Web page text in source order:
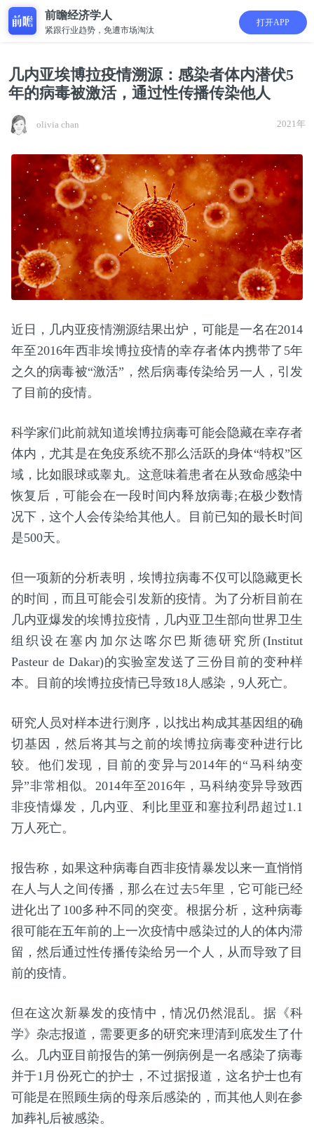
前瞻经济学人
紧跟行业趋势，免遭市场淘汰
打开APP
几内亚埃博拉疫情溯源：感染者体内潜伏5
年的病毒被激活，通过性传播传染他人
olivia chan 2021年
近日，几内亚疫情溯源结果出炉，可能是一名在2014
年至2016年西非埃博拉疫情的幸存者体内携带了5年
之久的病毒被“激活”，然后病毒传染给另一人，引发
了目前的疫情。
科学家们此前就知道埃博拉病毒可能会隐藏在幸存者
体内，尤其是在免疫系统不那么活跃的身体“特权”区
域，比如眼球或睾丸。这意味着患者在从致命感染中
恢复后，可能会在一段时间内释放病毒;在极少数情
况下，这个人会传染给其他人。目前已知的最长时间
是500天。
但一项新的分析表明，埃博拉病毒不仅可以隐藏更长
的时间，而且可能会引发新的疫情。为了分析目前在
几内亚爆发的埃博拉疫情，几内亚卫生部向世界卫生
组织设在塞内加尔达喀尔巴斯德研究所(Institut
Pasteur de Dakar)的实验室发送了三份目前的变种样
本。目前的埃博拉疫情已导致18人感染，9人死亡。
研究人员对样本进行测序，以找出构成其基因组的确
切基因，然后将其与之前的埃博拉病毒变种进行比
较。他们发现，目前的变异与2014年的“马科纳变
异”非常相似。2014年至2016年，马科纳变异导致西
非疫情爆发，几内亚、利比里亚和塞拉利昂超过1.1
万人死亡。
报告称，如果这种病毒自西非疫情暴发以来一直悄悄
在人与人之间传播，那么在过去5年里，它可能已经
进化出了100多种不同的突变。根据分析，这种病毒
很可能在五年前的上一次疫情中感染过的人的体内滞
留，然后通过性传播传染给另一个人，从而导致了目
前的疫情。
但在这次新暴发的疫情中，情况仍然混乱。据《科
学》杂志报道，需要更多的研究来理清到底发生了什
么。几内亚目前报告的第一例病例是一名感染了病毒
并于1月份死亡的护士，不过据报道，这名护士也有
可能是在照顾生病的母亲后感染的，而其他人则在参
加葬礼后被感染。